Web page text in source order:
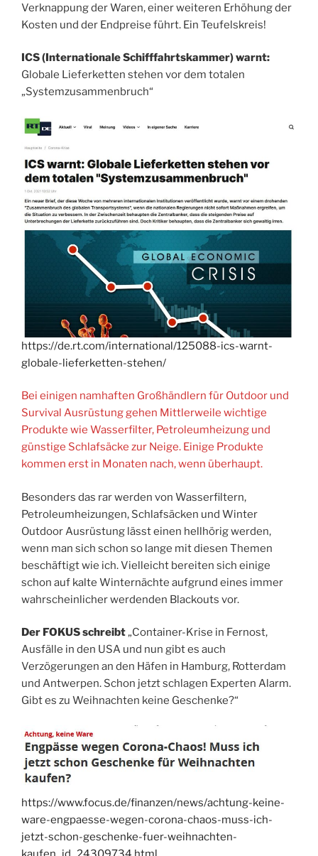
Verknappung der Waren, einer weiteren Erhöhung der
Kosten und der Endpreise führt. Ein Teufelskreis!
ICS (Internationale Schifffahrtskammer) warnt:
Globale Lieferketten stehen vor dem totalen
„Systemzusammenbruch“
https://de.rt.com/international/125088-ics-warnt-
globale-lieferketten-stehen/
Bei einigen namhaften Großhändlern für Outdoor und
Survival Ausrüstung gehen Mittlerweile wichtige
Produkte wie Wasserfilter, Petroleumheizung und
günstige Schlafsäcke zur Neige. Einige Produkte
kommen erst in Monaten nach, wenn überhaupt.
Besonders das rar werden von Wasserfiltern,
Petroleumheizungen, Schlafsäcken und Winter
Outdoor Ausrüstung lässt einen hellhörig werden,
wenn man sich schon so lange mit diesen Themen
beschäftigt wie ich. Vielleicht bereiten sich einige
schon auf kalte Winternächte aufgrund eines immer
wahrscheinlicher werdenden Blackouts vor.
Der FOKUS schreibt„Container-Krise in Fernost,
Ausfälle in den USA und nun gibt es auch
Verzögerungen an den Häfen in Hamburg, Rotterdam
und Antwerpen. Schon jetzt schlagen Experten Alarm.
Gibt es zu Weihnachten keine Geschenke?“
https://www.focus.de/finanzen/news/achtung-keine-
ware-engpaesse-wegen-corona-chaos-muss-ich-
jetzt-schon-geschenke-fuer-weihnachten-